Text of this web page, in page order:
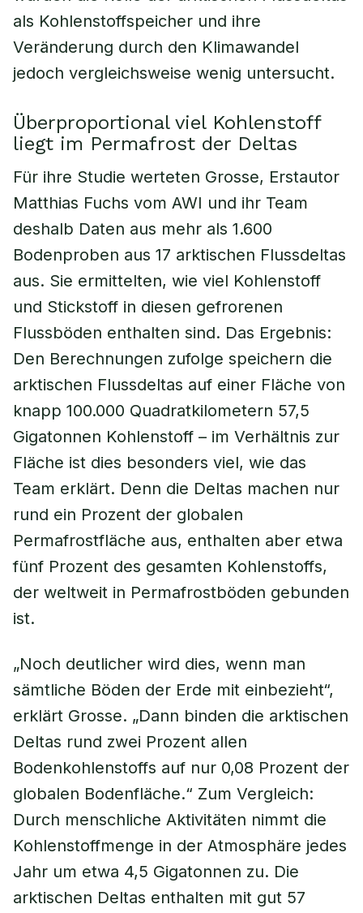
als Kohlenstoffspeicher und ihre
Veränderung durch den Klimawandel
jedoch vergleichsweise wenig untersucht.
Überproportional viel Kohlenstoff
liegt im Permafrost der Deltas
Für ihre Studie werteten Grosse, Erstautor
Matthias Fuchs vom AWI und ihr Team
deshalb Daten aus mehr als 1.600
Bodenproben aus 17 arktischen Flussdeltas
aus. Sie ermittelten, wie viel Kohlenstoff
und Stickstoff in diesen gefrorenen
Flussböden enthalten sind. Das Ergebnis:
Den Berechnungen zufolge speichern die
arktischen Flussdeltas auf einer Fläche von
knapp 100.000 Quadratkilometern 57,5
Gigatonnen Kohlenstoff – im Verhältnis zur
Fläche ist dies besonders viel, wie das
Team erklärt. Denn die Deltas machen nur
rund ein Prozent der globalen
Permafrostfläche aus, enthalten aber etwa
fünf Prozent des gesamten Kohlenstoffs,
der weltweit in Permafrostböden gebunden
ist.
„Noch deutlicher wird dies, wenn man
sämtliche Böden der Erde mit einbezieht“,
erklärt Grosse. „Dann binden die arktischen
Deltas rund zwei Prozent allen
Bodenkohlenstoffs auf nur 0,08 Prozent der
globalen Bodenfläche.“ Zum Vergleich:
Durch menschliche Aktivitäten nimmt die
Kohlenstoffmenge in der Atmosphäre jedes
Jahr um etwa 4,5 Gigatonnen zu. Die
arktischen Deltas enthalten mit gut 57